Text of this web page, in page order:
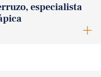
especialista